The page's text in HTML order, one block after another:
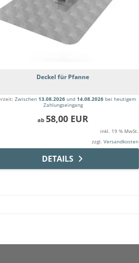
Deckel für Pfanne
Zwischen 13.08.2026 und 14.08.2026 bei heutigem
Zahlungseingang
ab 58,00 EUR
inkl. 19 % MwSt.
zzgl. Versandkosten
DETAILS